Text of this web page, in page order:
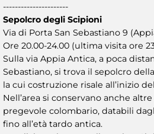
----------------------
Sepolcro degli Scipioni
Via di Porta San Sebastiano 9
Ore 20.00-24.00 (ultima visita ore
Sulla via Appia Antica, a poca
Sebastiano, si trova il sepolcro
la cui costruzione risale all’inizio
Nell’area si conservano anche
pregevole colombario, databili
fino all’età tardo antica.